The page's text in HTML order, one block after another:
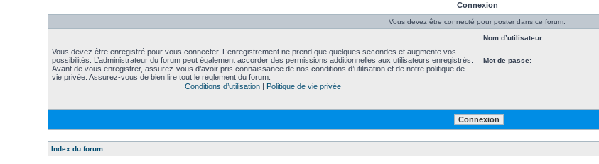
Connexion
Vous devez être connecté pour poster dans ce forum.
Vous devez être enregistré pour vous connecter. L’enregistrement ne prend que quelques secondes et augmente vos
possibilités. L’administrateur du forum peut également accorder des permissions additionnelles aux utilisateurs enregistrés.
Avant de vous enregistrer, assurez-vous d’avoir pris connaissance de nos conditions d’utilisation et de notre politique de
vie privée. Assurez-vous de bien lire tout le règlement du forum.
Conditions d’utilisation| Politique de vie privée
Nom d’utilisateur:
Mot de passe:
Index du forum